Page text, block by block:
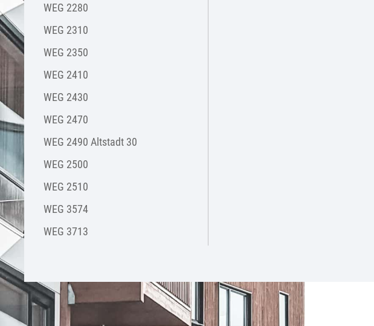
WEG 2280
WEG 2310
WEG 2350
WEG 2410
WEG 2430
WEG 2470
WEG 2490 Altstadt 30
WEG 2500
WEG 2510
WEG 3574
WEG 3713